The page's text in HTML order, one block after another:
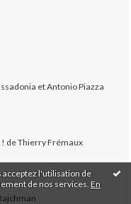
acceptez l'utilisation de
de nos services. En
et Antonio Piazza
! de Thierry Frémaux